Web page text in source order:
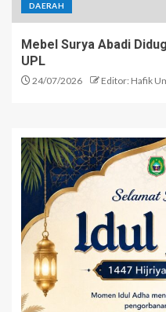
DAERAH
Mebel Surya Abadi
UPL
24/07/2026 Editor: Hafik